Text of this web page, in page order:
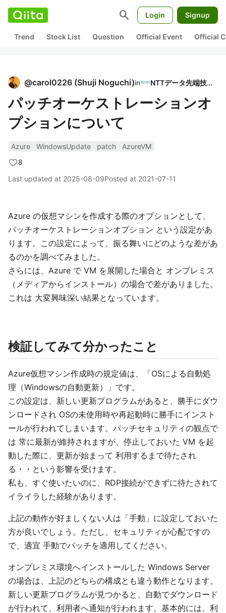
search Login Signup
Trend Stock List Question Official Event Official
@carol0226 (Shuji Noguchi)in NTTデータ先端技術
パッチオーケストレーションオ
プションについて
Azure WindowsUpdate patch
AzureVM
8
Last updated at 2025-08-09Posted at 2021-07-11
Azure の仮想マシンを作成する際のオプションとして、
パッチオーケストレーションオプション という設定があ
ります。この設定によって、振る舞いにどのような差があ
るのかを調べてみました。
さらには、Azure で VM を展開した場合と オンプレミス
（メディアからインストール）の場合で差がありました。
これは 大変興味深い結果となっています。
検証してみて分かったこと
Azure仮想マシン作成時の規定値は、「OSによる自動処
理（Windowsの自動更新）」です。
この設定は、新しい更新プログラムがあると、勝手にダウ
ンロードされ OSの未使用時や再起動時に勝手にインスト
ールが行われてしまいます。パッチセキュリティの観点で
は 常に最新が維持されますが、停止しておいた VM を起
動した際に、更新が始まって 利用するまで待たされ
る・・という影響を受けます。
私も、すぐ使いたいのに、RDP接続ができずに待たされて
イライラした経験があります。
上記の動作が好ましくない人は「手動」に設定しておいた
方が良いでしょう。ただし、セキュリティが心配ですの
で、適宜 手動でパッチを適用してください。
オンプレミス環境へインストールした Windows Server
の場合は、上記のどちらの構成とも違う動作となります。
新しい更新プログラムが見つかると、自動でダウンロード
が行われて、利用者へ通知が行われます。基本的には、利